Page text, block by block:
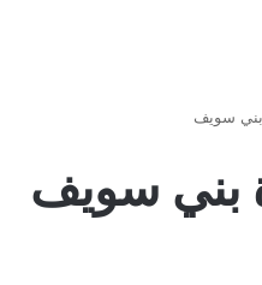
بني سويف
بني سويف